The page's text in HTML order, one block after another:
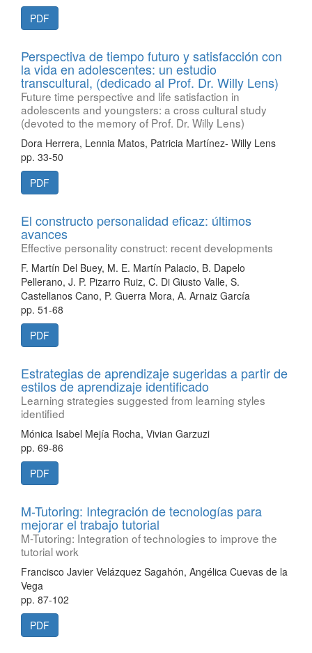
PDF
Perspectiva de tiempo futuro y satisfacción con
la vida en adolescentes: un estudio
transcultural, (dedicado al Prof. Dr. Willy Lens)
Future time perspective and life satisfaction in
adolescents and youngsters: a cross cultural study
(devoted to the memory of Prof. Dr. Willy Lens)
Dora Herrera, Lennia Matos, Patricia Martínez- Willy Lens
pp. 33-50
PDF
El constructo personalidad eficaz: últimos
avances
Effective personality construct: recent developments
F. Martín Del Buey, M. E. Martín Palacio, B. Dapelo
Pellerano, J. P. Pizarro Ruiz, C. Di Giusto Valle, S.
Castellanos Cano, P. Guerra Mora, A. Arnaiz García
pp. 51-68
PDF
Estrategias de aprendizaje sugeridas a partir de
estilos de aprendizaje identificado
Learning strategies suggested from learning styles
identified
Mónica Isabel Mejía Rocha, Vivian Garzuzi
pp. 69-86
PDF
M-Tutoring: Integración de tecnologías para
mejorar el trabajo tutorial
M-Tutoring: Integration of technologies to improve the
tutorial work
Francisco Javier Velázquez Sagahón, Angélica Cuevas de la
Vega
pp. 87-102
PDF